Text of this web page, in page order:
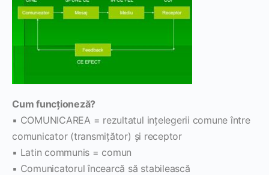
Cum funcţioneză?
▪ COMUNICAREA = rezultatul inţelegerii comune între
comunicator (transmiţător) şi receptor
▪ Latin communis = comun
▪ Comunicatorul încearcă să stabilească